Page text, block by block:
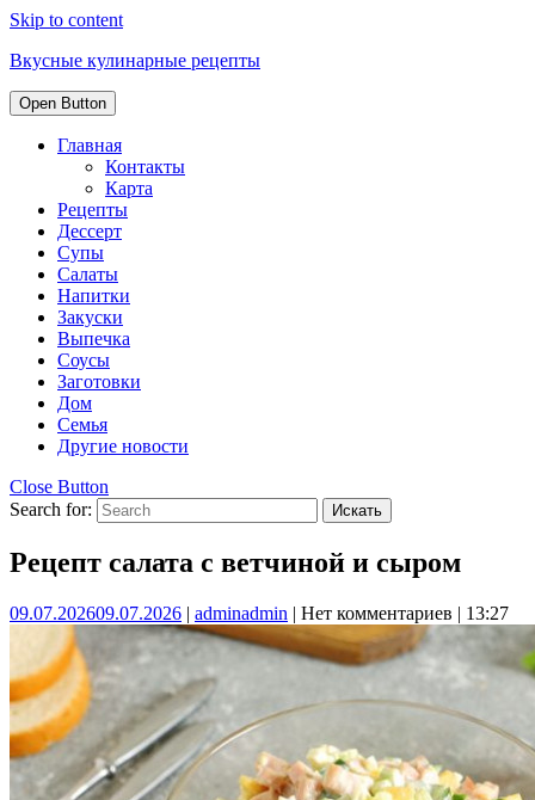
Skip to content
Вкусные кулинарные рецепты
Open Button
Главная
Контакты
Карта
Рецепты
Дессерт
Супы
Салаты
Напитки
Закуски
Выпечка
Соусы
Заготовки
Дом
Семья
Другие новости
Close Button
Search for:
Рецепт салата с ветчиной и сыром
09.07.202609.07.2026 | adminadmin | Нет комментариев | 13:27